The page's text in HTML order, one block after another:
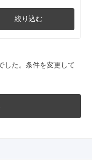
絞り込む
した。条件を変更して